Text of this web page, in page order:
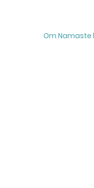
Om Namaste